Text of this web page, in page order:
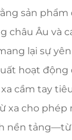
sản phẩm
châu Âu và
lại sự
hoạt động
cầm tay
xa cho phép
nền